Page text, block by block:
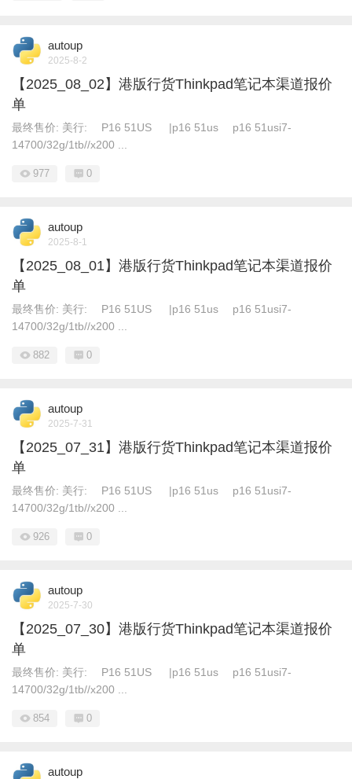
autoup
2025-8-2
【2025_08_02】港版行货Thinkpad笔记本渠道报价
单
最终售价: 美行: P16 51US |p16 51us p16 51usi7-
14700/32g/1tb//x200 ...
977 0
autoup
2025-8-1
【2025_08_01】港版行货Thinkpad笔记本渠道报价
单
最终售价: 美行: P16 51US |p16 51us p16 51usi7-
14700/32g/1tb//x200 ...
882 0
autoup
2025-7-31
【2025_07_31】港版行货Thinkpad笔记本渠道报价
单
最终售价: 美行: P16 51US |p16 51us p16 51usi7-
14700/32g/1tb//x200 ...
926 0
autoup
2025-7-30
【2025_07_30】港版行货Thinkpad笔记本渠道报价
单
最终售价: 美行: P16 51US |p16 51us p16 51usi7-
14700/32g/1tb//x200 ...
854 0
autoup